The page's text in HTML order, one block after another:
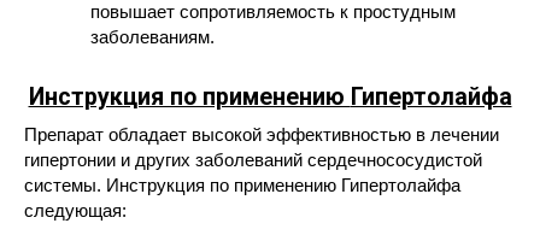
повышает сопротивляемость к простудным
заболеваниям.
Инструкция по применению Гипертолайфа
Препарат обладает высокой эффективностью в лечении
гипертонии и других заболеваний сердечнососудистой
системы. Инструкция по применению Гипертолайфа
следующая: